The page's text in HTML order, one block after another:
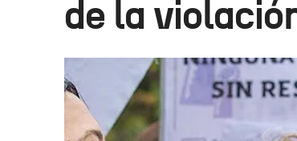
de la